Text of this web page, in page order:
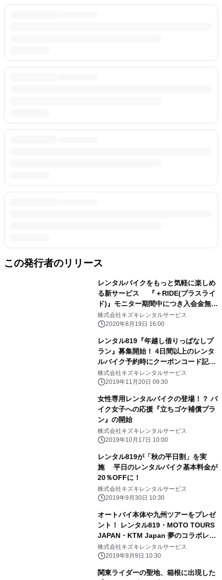
この発行者のリリース
レンタルバイクをもっと気軽に楽しめ
る新サービス 『＋RIDE(プラスライ
ド)』モニター期間中につき入会金無
料！
株式会社キズキレンタルサービス
2020年8月19日 16:00
レンタル819『年越し借りっぱなしプ
ラン』募集開始！ 4日間以上のレンタ
ルバイク予約時にクーポンコード記入
で50％off
株式会社キズキレンタルサービス
2019年11月20日 09:30
女性専用レンタルバイクの登場！？ バ
イク女子への応援『立ちゴケ補償プラ
ン』の開始
株式会社キズキレンタルサービス
2019年10月17日 10:00
レンタル819が「秋の平日割」を実
施 平日のレンタルバイク基本料金が
20％OFFに！
株式会社キズキレンタルサービス
2019年9月30日 10:30
オートバイ本体や九州ツアーをプレゼ
ント！ レンタル819・MOTO TOURS
JAPAN・KTM Japan 夢のコラボレー
ション
株式会社キズキレンタルサービス
2019年9月9日 10:30
関東ライダーの聖地、箱根に出現した